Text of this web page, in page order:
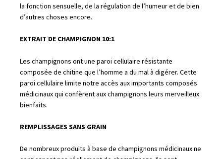
la fonction sensuelle, de la régulation de l’humeur et de bien
d’autres choses encore.
EXTRAIT DE CHAMPIGNON 10:1
Les champignons ont une paroi cellulaire résistante
composée de chitine que l’homme a du mal à digérer. Cette
paroi cellulaire limite notre accès aux importants composés
médicinaux qui confèrent aux champignons leurs merveilleux
bienfaits.
REMPLISSAGES SANS GRAIN
De nombreux produits à base de champignons médicinaux ne